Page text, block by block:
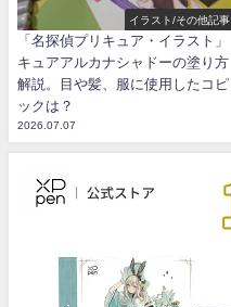
イラスト/その他記事
「名探偵プリキュア・イラスト」
キュアアルカナシャドーの塗り方
解説。目や髪、服に使用したコピ
ックは？
2026.07.07